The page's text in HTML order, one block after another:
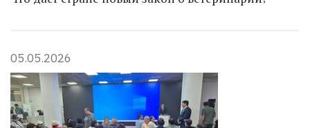
05.05.2026